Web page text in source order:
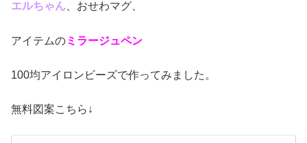
エルちゃん 、おせわマグ、
アイテムのミラージュペン
100均アイロンビーズで作ってみました。
無料図案こちら↓